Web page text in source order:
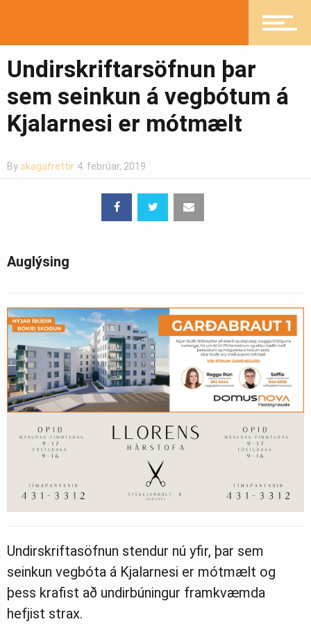
Heilsueflandi samfélag
Undirskriftarsöfnun þar
sem seinkun á vegbótum á
Kjalarnesi er mótmælt
By skagafrettir 4. febrúar, 2019
Auglýsing
Undirskriftasöfnun stendur nú yfir, þar sem
seinkun vegbóta á Kjalarnesi er mótmælt og
þess krafist að undirbúningur framkvæmda
hefjist strax.